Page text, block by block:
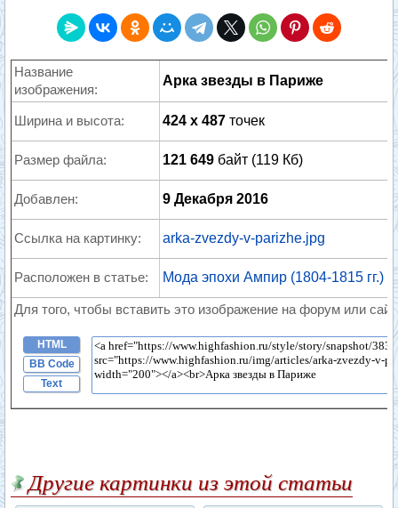
Название
изображения:
Арка звезды в Париже
Ширина и высота: 424 x 487 точек
Размер файла: 121 649 байт (119 Кб)
Добавлен: 9 Декабря 2016
Ссылка на картинку: arka-zvezdy-v-parizhe.jpg
Расположен в статье: Мода эпохи Ампир (1804-1815 гг.)
Для того, чтобы вставить это изображение на форум или
HTML
BB Code
Text
Другие картинки из этой статьи